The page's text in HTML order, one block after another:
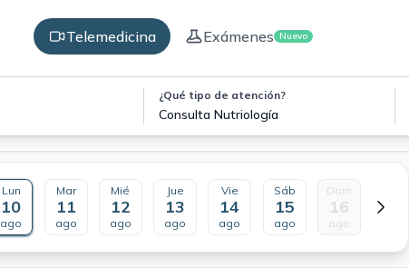
Telemedicina Exámenes Nuevo
¿Qué tipo de atención?
Consulta Nutriología
Lun
10
ago
Mar
11
ago
Mié
12
ago
Jue
13
ago
Vie
14
ago
Sáb
15
ago
Dom
16
ago